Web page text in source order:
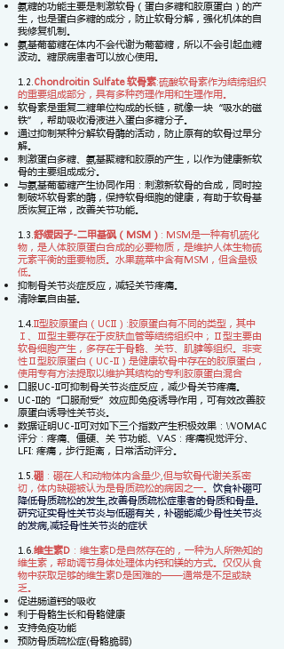
氨糖的功能主要是刺激软骨（蛋白多糖和胶原蛋白）的产
生，也是蛋白多糖的成分，防止软骨分解，强化机体的自
我修复机制。
氨基葡萄糖在体内不会代谢为葡萄糖，所以不会引起血糖
波动。糖尿病患者可以放心使用。
1.2.Chondroitin Sulfate 软骨素:硫酸软骨素作为结缔组织
的重要组成部分，具有多种药理作用和生理作用。​
软骨素是重复二糖单位构成的长链，就像一块“吸水的磁
铁”，帮助吸收滑液进入蛋白多糖分子。
通过抑制某种分解软骨酶的活动，防止原有的软骨过早分
解。
刺激蛋白多糖、氨基聚糖和胶原的产生，以作为健康新软
骨的主要组成成分。
与氨基葡萄糖产生协同作用：刺激新软骨的合成，同时控
制破坏软骨素的酶，保持软骨细胞的健康，有助于软骨基
质恢复正常，改善关节功能。
1.3.舒缓因子-二甲基砜（MSM） : MSM是一种有机硫化
物，是人体胶原蛋白合成的必要物质，是维护人体生物硫
元素平衡的重要物质。水果蔬菜中含有MSM，但含量极
低。​
抑制骨关节炎症反应，减轻关节疼痛。
清除氧自由基。
1.4.II型胶原蛋白（UCII）:胶原蛋白有不同的类型，其中
Ⅰ、Ⅲ型主要存在于皮肤血管等结缔组织中；Ⅱ型主要由
软骨细胞产生，多存在于骨骼、关节、肌腱等组织。非变
性Ⅱ型胶原蛋白（UC-II）是健康软骨中存在的胶原蛋白，
使用专有方法提取以维护其结构的专利胶原蛋白混合​
口服UC-II可抑制骨关节炎症反应，减少骨关节疼痛。
UC-II的“口服耐受”效应即免疫诱导作用，可有效改善胶
原蛋白诱导性关节炎。
数据证明UC-II可对如下三个指数产生积极效果：WOMAC
评分：疼痛、僵硬、关 节功能、VAS：疼痛视觉评分、
LFI: 疼痛，步行距离，日常活动评分。
1.5.硼 ：硼在人和动物体内含量少,但与软骨代谢关系密
切，体内缺硼被认为是骨质疏松的病因之一。 饮食补硼可
降低骨质疏松的发生,改善骨质疏松症患者的骨质和骨量。
研究证实骨性关节炎与低硼有关，补硼能减少骨性关节炎
的发病,减轻骨性关节炎的症状
1.6.维生素D ：维生素D是自然存在的，一种为人所熟知的
维生素，帮助调节身体处理体内钙和镁的方式。仅仅从食
物中获取足够的维生素D是困难的——通常是不足或缺
乏。​
促进肠道钙的吸收
利于骨骼生长和骨骼健康
支持免疫功能
预防骨质疏松症(骨骼脆弱)